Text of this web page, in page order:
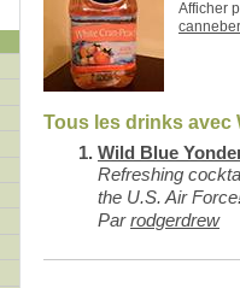
Afficher
Tous les drinks avec
Wild Blue
Refreshing
the U.S. Air
Parrodgerdrew